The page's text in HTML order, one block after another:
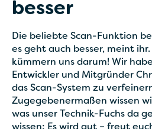
besser
Die beliebte Scan-Funktion
es geht auch besser, meint
kümmern uns darum! Wir
Entwickler und Mitgründer
das Scan-System zu
Zugegebenermaßen wissen
was unser Technik-Fuchs da